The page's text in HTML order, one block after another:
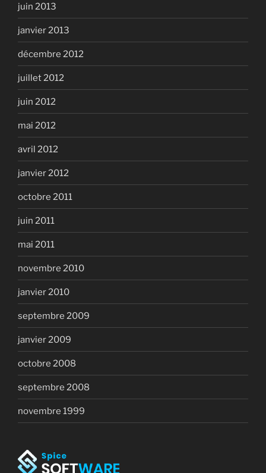
juin 2013
janvier 2013
décembre 2012
juillet 2012
juin 2012
mai 2012
avril 2012
janvier 2012
octobre 2011
juin 2011
mai 2011
novembre 2010
janvier 2010
septembre 2009
janvier 2009
octobre 2008
septembre 2008
novembre 1999